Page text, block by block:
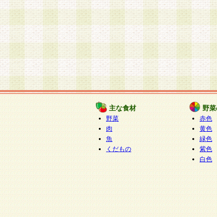
主な食材
野菜
肉
魚
くだもの
野
赤色
黄色
緑色
紫色
白色